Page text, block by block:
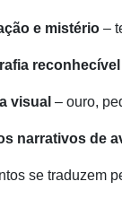
e mistério –
reconhecível
visual – ouro,
narrativos de
se traduzem